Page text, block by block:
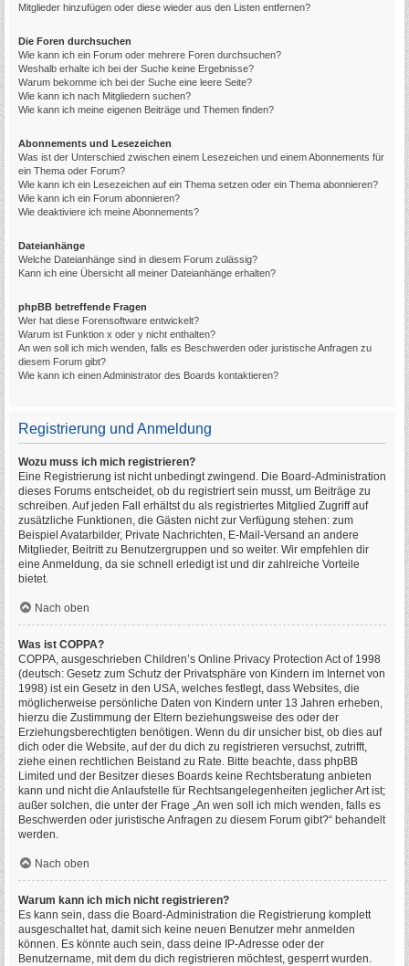
Mitglieder hinzufügen oder diese wieder aus den Listen entfernen?
Die Foren durchsuchen
Wie kann ich ein Forum oder mehrere Foren durchsuchen?
Weshalb erhalte ich bei der Suche keine Ergebnisse?
Warum bekomme ich bei der Suche eine leere Seite?
Wie kann ich nach Mitgliedern suchen?
Wie kann ich meine eigenen Beiträge und Themen finden?
Abonnements und Lesezeichen
Was ist der Unterschied zwischen einem Lesezeichen und einem Abonnements für
ein Thema oder Forum?
Wie kann ich ein Lesezeichen auf ein Thema setzen oder ein Thema abonnieren?
Wie kann ich ein Forum abonnieren?
Wie deaktiviere ich meine Abonnements?
Dateianhänge
Welche Dateianhänge sind in diesem Forum zulässig?
Kann ich eine Übersicht all meiner Dateianhänge erhalten?
phpBB betreffende Fragen
Wer hat diese Forensoftware entwickelt?
Warum ist Funktion x oder y nicht enthalten?
An wen soll ich mich wenden, falls es Beschwerden oder juristische Anfragen zu
diesem Forum gibt?
Wie kann ich einen Administrator des Boards kontaktieren?
Registrierung und Anmeldung
Wozu muss ich mich registrieren?
Eine Registrierung ist nicht unbedingt zwingend. Die Board-Administration
dieses Forums entscheidet, ob du registriert sein musst, um Beiträge zu
schreiben. Auf jeden Fall erhältst du als registriertes Mitglied Zugriff auf
zusätzliche Funktionen, die Gästen nicht zur Verfügung stehen: zum
Beispiel Avatarbilder, Private Nachrichten, E-Mail-Versand an andere
Mitglieder, Beitritt zu Benutzergruppen und so weiter. Wir empfehlen dir
eine Anmeldung, da sie schnell erledigt ist und dir zahlreiche Vorteile
bietet.
Nach oben
Was ist COPPA?
COPPA, ausgeschrieben Children’s Online Privacy Protection Act of 1998
(deutsch: Gesetz zum Schutz der Privatsphäre von Kindern im Internet von
1998) ist ein Gesetz in den USA, welches festlegt, dass Websites, die
möglicherweise persönliche Daten von Kindern unter 13 Jahren erheben,
hierzu die Zustimmung der Eltern beziehungsweise des oder der
Erziehungsberechtigten benötigen. Wenn du dir unsicher bist, ob dies auf
dich oder die Website, auf der du dich zu registrieren versuchst, zutrifft,
ziehe einen rechtlichen Beistand zu Rate. Bitte beachte, dass phpBB
Limited und der Besitzer dieses Boards keine Rechtsberatung anbieten
kann und nicht die Anlaufstelle für Rechtsangelegenheiten jeglicher Art ist;
außer solchen, die unter der Frage „An wen soll ich mich wenden, falls es
Beschwerden oder juristische Anfragen zu diesem Forum gibt?“ behandelt
werden.
Nach oben
Warum kann ich mich nicht registrieren?
Es kann sein, dass die Board-Administration die Registrierung komplett
ausgeschaltet hat, damit sich keine neuen Benutzer mehr anmelden
können. Es könnte auch sein, dass deine IP-Adresse oder der
Benutzername, mit dem du dich registrieren möchtest, gesperrt wurden.